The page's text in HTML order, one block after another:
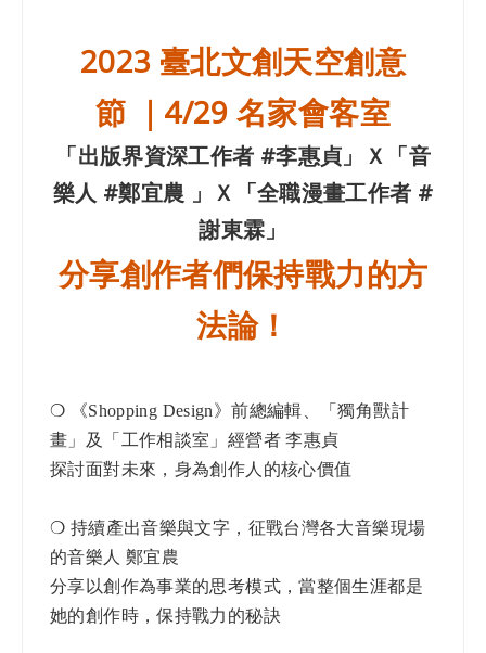
2023 臺北文創天空創意
節 ｜4/29 名家會客室
「出版界資深工作者 #李惠貞」Ｘ「音
樂人 #鄭宜農 」Ｘ「全職漫畫工作者 #
謝東霖」
分享創作者們保持戰力的方
法論！
❍ 《Shopping Design》前總編輯、「獨角獸計
畫」及「工作相談室」經營者 李惠貞
探討面對未來，身為創作人的核心價值
❍ 持續產出音樂與文字，征戰台灣各大音樂現場
的音樂人 鄭宜農
分享以創作為事業的思考模式，當整個生涯都是
她的創作時，保持戰力的秘訣